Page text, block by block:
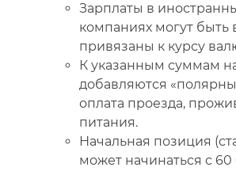
Зарплаты в
компаниях могут быть
привязаны к курсу
К указанным суммам
добавляются
оплата проезда,
питания.
Начальная позиция
может начинаться с